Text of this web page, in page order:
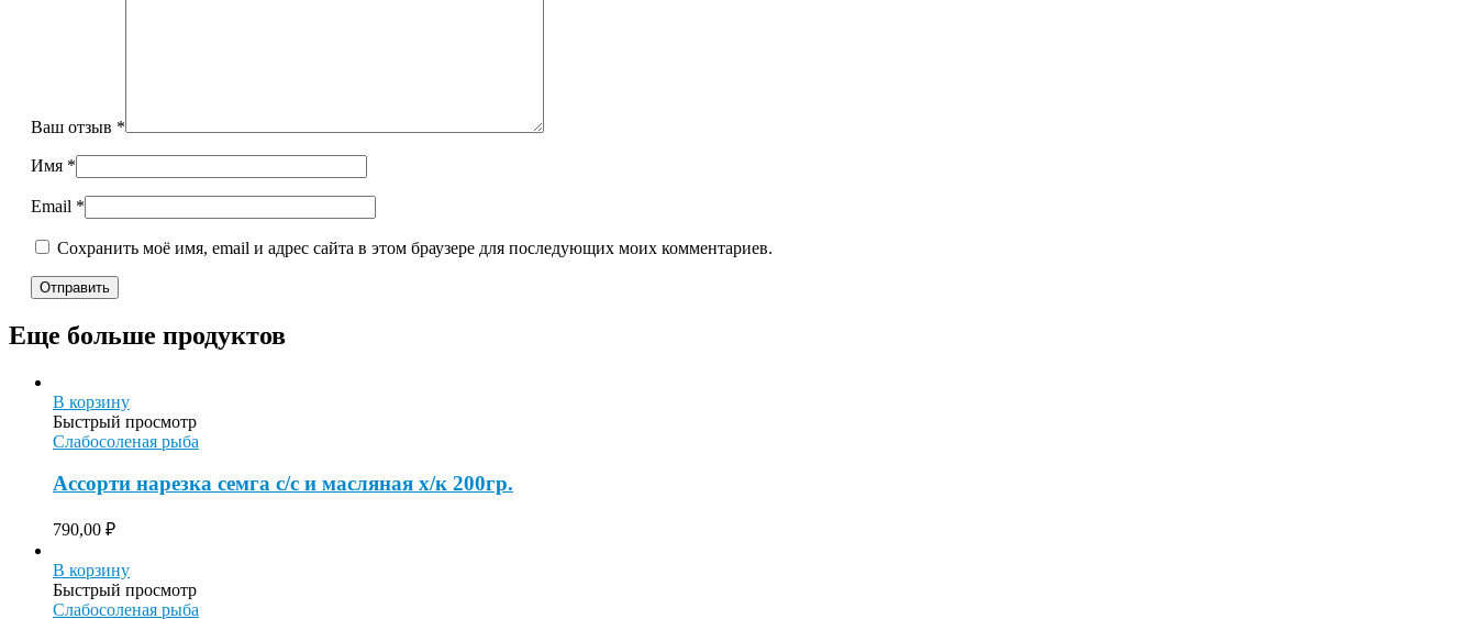
Ваш отзыв *
Имя *
Email *
Сохранить моё имя, email и адрес сайта в этом браузере для последующих моих комментариев.
Еще больше продуктов
В корзину
Быстрый просмотр
Слабосоленая рыба
Ассорти нарезка семга с/с и масляная х/к 200гр.
790,00 ₽
В корзину
Быстрый просмотр
Слабосоленая рыба